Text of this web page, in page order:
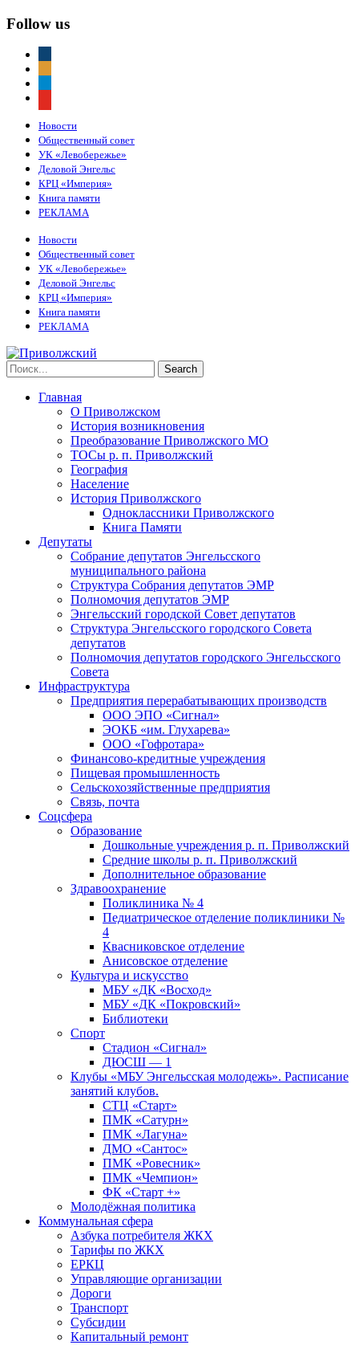
Follow us
Новости
Общественный совет
УК «Левобережье»
Деловой Энгельс
КРЦ «Империя»
Книга памяти
РЕКЛАМА
Новости
Общественный совет
УК «Левобережье»
Деловой Энгельс
КРЦ «Империя»
Книга памяти
РЕКЛАМА
Главная
О Приволжском
История возникновения
Преобразование Приволжского МО
ТОСы р. п. Приволжский
География
Население
История Приволжского
Одноклассники Приволжского
Книга Памяти
Депутаты
Собрание депутатов Энгельсского
муниципального района
Структура Собрания депутатов ЭМР
Полномочия депутатов ЭМР
Энгельсский городской Совет депутатов
Структура Энгельсского городского Совета
депутатов
Полномочия депутатов городского Энгельсского
Совета
Инфраструктура
Предприятия перерабатывающих производств
ООО ЭПО «Сигнал»
ЭОКБ «им. Глухарева»
ООО «Гофротара»
Финансово-кредитные учреждения
Пищевая промышленность
Сельскохозяйственные предприятия
Связь, почта
Соцсфера
Образование
Дошкольные учреждения р. п. Приволжский
Средние школы р. п. Приволжский
Дополнительное образование
Здравоохранение
Поликлиника № 4
Педиатрическое отделение поликлиники №
4
Квасниковское отделение
Анисовское отделение
Культура и искусство
МБУ «ДК «Восход»
МБУ «ДК «Покровский»
Библиотеки
Спорт
Стадион «Сигнал»
ДЮСШ — 1
Клубы «МБУ Энгельсская молодежь». Расписание
занятий клубов.
СТЦ «Старт»
ПМК «Сатурн»
ПМК «Лагуна»
ДМО «Сантос»
ПМК «Ровесник»
ПМК «Чемпион»
ФК «Старт +»
Молодёжная политика
Коммунальная сфера
Азбука потребителя ЖКХ
Тарифы по ЖКХ
ЕРКЦ
Управляющие организации
Дороги
Транспорт
Субсидии
Капитальный ремонт